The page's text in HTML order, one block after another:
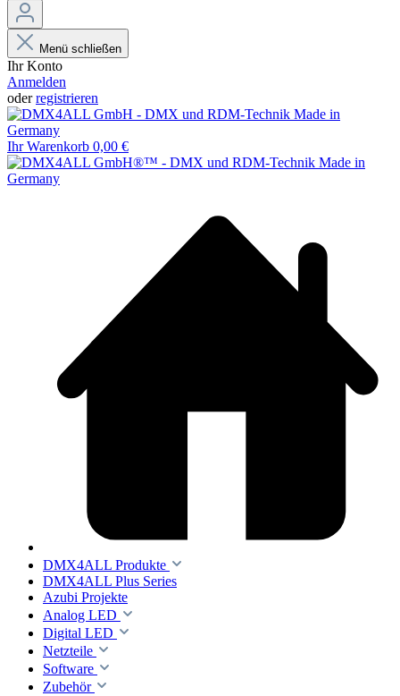
Menü schließen
Ihr Konto
Anmelden
oderregistrieren
Ihr Warenkorb 0,00 €
DMX4ALL Produkte
DMX4ALL Plus Series
Azubi Projekte
Analog LED
Digital LED
Netzteile
Software
Zubehör